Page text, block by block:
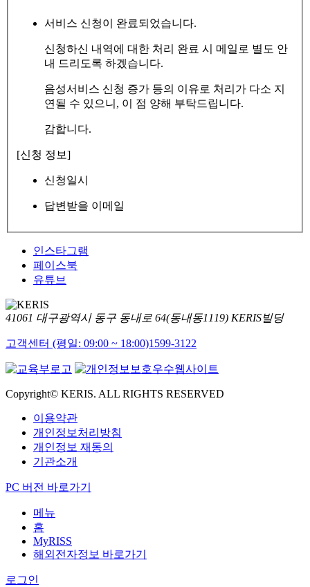
서비스 신청이 완료되었습니다.
신청하신 내역에 대한 처리 완료 시 메일로 별도 안
내 드리도록 하겠습니다.
음성서비스 신청 증가 등의 이유로 처리가 다소 지
연될 수 있으니, 이 점 양해 부탁드립니다.
감합니다.
[신청 정보]
신청일시
답변받을 이메일
인스타그램
페이스북
유튜브
41061 대구광역시 동구 동내로 64(동내동1119) KERIS빌딩
고객센터 (평일: 09:00 ~ 18:00)1599-3122
Copyright© KERIS. ALL RIGHTS RESERVED
이용약관
개인정보처리방침
개인정보 재동의
기관소개
PC 버전 바로가기
메뉴
홈
MyRISS
해외전자정보 바로가기
로그인